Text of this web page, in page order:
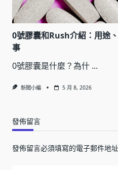
0號膠囊和Rush介紹：用途
事
0號膠囊是什麼？為什 ...
新聞小編 5 月 8, 2026
發佈留言
發佈留言必須填寫的電子郵件地